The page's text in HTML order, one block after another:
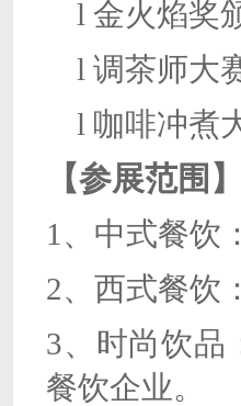
l 金火焰奖
l 调茶师大
l 咖啡冲煮
【参展范围
1、 中式餐饮
2、 西式餐饮
3、 时尚饮品
餐饮企业。